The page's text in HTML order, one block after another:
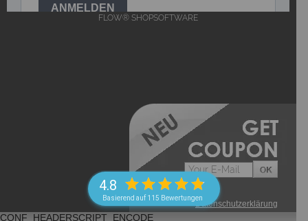
4.8
Basierend auf 115 Bewertungen
FLOW® SHOPSOFTWARE
->Datenschutzerklärung
CONF_HEADERSCRIPT_ENCODE